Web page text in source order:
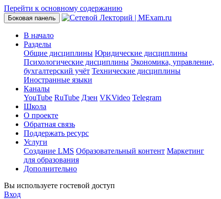
Перейти к основному содержанию
Боковая панель
В начало
Разделы
Общие дисциплины Юридические дисциплины
Психологические дисциплины Экономика, управление,
бухгалтерский учёт Технические дисциплины
Иностранные языки
Каналы
YouTube RuTube Дзен VKVideo Telegram
Школа
О проекте
Обратная связь
Поддержать ресурс
Услуги
Создание LMS Образовательный контент Маркетинг
для образования
Дополнительно
Вы используете гостевой доступ
Вход